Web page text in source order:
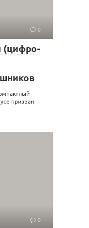
0
(цифро-
призван
0